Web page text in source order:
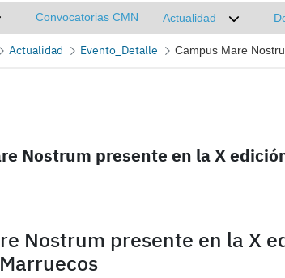
submenú de CMN
Convocatorias CMN
Actualidad
Actualidad Evento_Detalle Campus Mare
Nostrum presente en la X
Nostrum presente en la X